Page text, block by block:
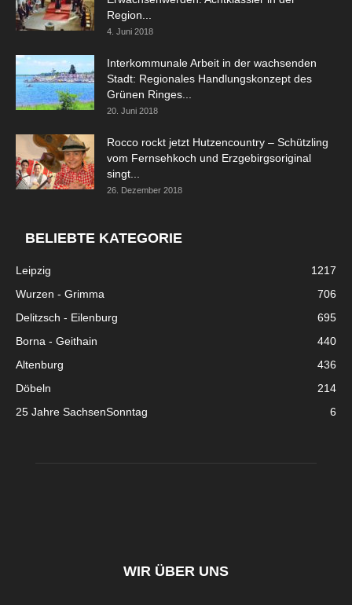
Region...
4. Juni 2018
Interkommunale Arbeit in der wachsenden
Stadt: Regionales Handlungskonzept des
Grünen Ringes...
20. Juni 2018
Rocco rockt jetzt Hutzencountry – Schützling
vom Fernsehkoch und Erzgebirgsoriginal
singt...
26. Dezember 2018
BELIEBTE KATEGORIE
Leipzig
1217
Wurzen - Grimma
706
Delitzsch - Eilenburg
695
Borna - Geithain
440
Altenburg
436
Döbeln
214
25 Jahre SachsenSonntag
6
WIR ÜBER UNS